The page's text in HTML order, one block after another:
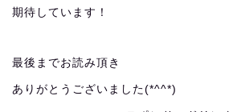
期待しています！
最後までお読み頂き
ありがとうございました(*^^*)